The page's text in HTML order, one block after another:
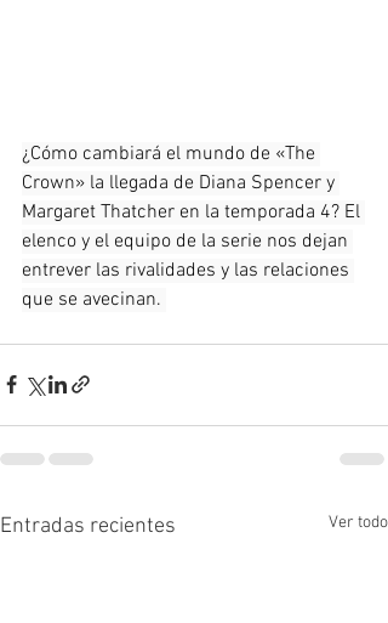
¿Cómo cambiará el mundo de «The
Crown» la llegada de Diana Spencer y
Margaret Thatcher en la temporada 4? El
elenco y el equipo de la serie nos dejan
entrever las rivalidades y las relaciones
que se avecinan.
Entradas recientes Ver todo